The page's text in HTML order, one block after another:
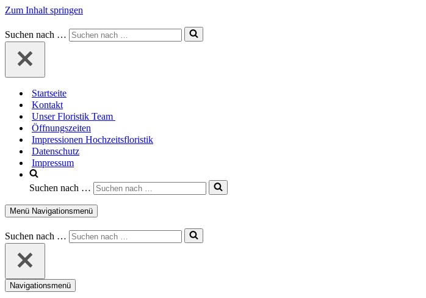
Zum Inhalt springen
Suchen nach …
Startseite
Kontakt
Unser Floristik Team
Öffnungszeiten
Impressionen Hochzeitsfloristik
Datenschutz
Impressum
Suchen nach …
Menü Navigationsmenü
Suchen nach …
Navigationsmenü